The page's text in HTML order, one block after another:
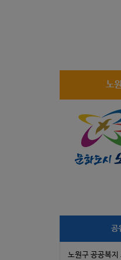
노
공
노원구 공공복지